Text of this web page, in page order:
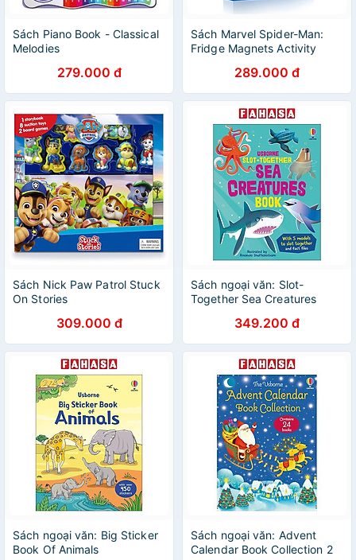
Sách Piano Book - Classical
Melodies
279.000 đ
Sách Marvel Spider-Man:
Fridge Magnets Activity
289.000 đ
Sách Nick Paw Patrol Stuck
On Stories
309.000 đ
Sách ngoại văn: Slot-
Together Sea Creatures
349.200 đ
Sách ngoại văn: Big Sticker
Book Of Animals
Sách ngoại văn: Advent
Calendar Book Collection 2